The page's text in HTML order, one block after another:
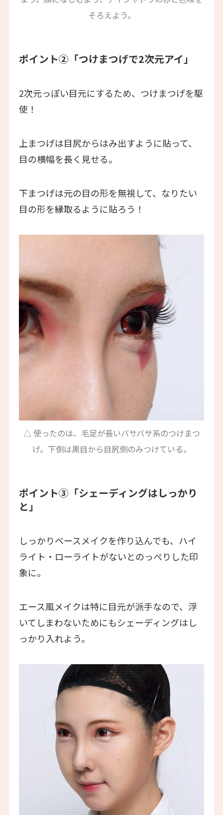
そろえよう。
ポイント②「つけまつげで2次元アイ」
2次元っぽい目元にするため、つけまつげを駆
使！
上まつげは目尻からはみ出すように貼って、
目の横幅を長く見せる。
下まつげは元の目の形を無視して、なりたい
目の形を縁取るように貼ろう！
△ 使ったのは、毛足が長いバサバサ系のつけまつ
げ。下側は黒目から目尻側のみつけている。
ポイント③「シェーディングはしっかり
と」
しっかりベースメイクを作り込んでも、ハイ
ライト・ローライトがないとのっぺりした印
象に。
エース風メイクは特に目元が派手なので、浮
いてしまわないためにもシェーディングはし
っかり入れよう。